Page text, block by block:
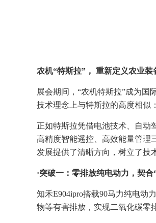
农机“特斯拉”， 重新定义农业装
展会期间，“农机特斯拉”成为国
技术理念上与特斯拉的高度相似
正如特斯拉凭借电池技术、自动
高精度智能遥控、高效能量管理
发展提供了清晰方向，树立了技
·突破一：零排放纯电动力，契
知禾E904ipro搭载90马力纯电动
物等有害排放，实现二氧化碳零